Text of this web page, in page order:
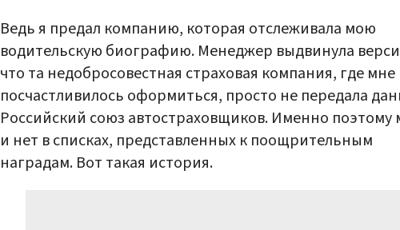
Ведь я предал компанию, которая отслеживала мою
водительскую биографию. Менеджер выдвинула
что та недобросовестная страховая компания, где мне
посчастливилось оформиться, просто не передала
Российский союз автостраховщиков. Именно поэтому
и нет в списках, представленных к поощрительным
наградам. Вот такая история.